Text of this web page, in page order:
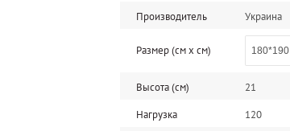
Производитель Украина
Размер (см x cм) 180*190
Высота (см)
21
Нагрузка
120